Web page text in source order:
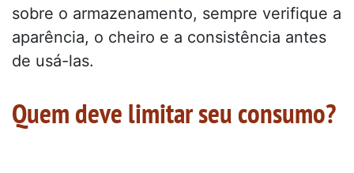
sobre o armazenamento, sempre verifique a
aparência, o cheiro e a consistência antes
de usá-las.
Quem deve limitar seu consumo?